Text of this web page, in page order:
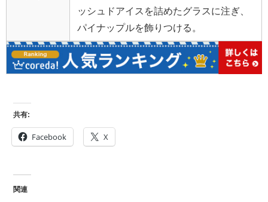
ッシュドアイスを詰めたグラスに注ぎ、
パイナップルを飾りつける。
共有:
Facebook X
関連